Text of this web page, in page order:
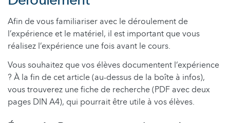
Afin de vous familiariser avec le déroulement de
l’expérience et le matériel, il est important que vous
réalisez l’expérience une fois avant le cours.
Vous souhaitez que vos élèves documentent l‘expérience
? À la fin de cet article (au-dessus de la boîte à infos),
vous trouverez une fiche de recherche (PDF avec deux
pages DIN A4), qui pourrait être utile à vos élèves.